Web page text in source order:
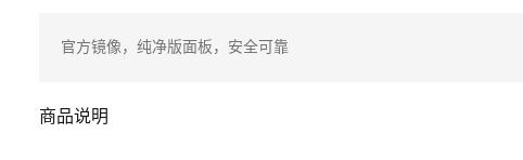
官方镜像，纯净版面板，安全可靠
商品说明